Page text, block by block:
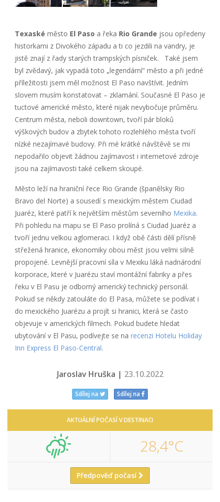
Texaské město El Paso a řeka Rio Grande jsou opředeny
historkami z Divokého západu a ti co jezdili na vandry, je
jistě znají z řady starých trampských písniček. Také jsem
byl zvědavý, jak vypadá toto „legendární“ město a při jedné
příležitosti jsem měl možnost El Paso navštívit. Jedním
slovem musím konstatovat – zklamání. Současné El Paso je
tuctové americké město, které nijak nevybočuje průměru.
Centrum města, neboli downtown, tvoří pár bloků
výškových budov a zbytek tohoto rozlehlého města tvoří
nízké nezajímavé budovy. Při mé krátké návštěvě se mi
nepodařilo objevit žádnou zajímavost i internetové zdroje
jsou na zajímavosti také celkem skoupé.
Město leží na hraniční řece Rio Grande (španělsky Rio
Bravo del Norte) a sousedí s mexickým městem Ciudad
Juaréz, které patří k největším městům severního Mexika.
Při pohledu na mapu se El Paso prolíná s Ciudad Juaréz a
tvoří jednu velkou aglomeraci. I když obě části dělí přísně
střežená hranice, ekonomiky obou měst jsou velmi silně
propojené. Levnější pracovní síla v Mexiku láká nadnárodní
korporace, které v Juarézu staví montážní fabriky a přes
řeku v El Pasu je odborný americký technický personál.
Pokud se někdy zatouláte do El Pasa, můžete se podívat i
do mexického Juarézu a projít si hranici, která se často
objevuje v amerických filmech. Pokud budete hledat
ubytování v El Pasu, podívejte se na recenzi Hotelu Holiday
Inn Express El Paso-Central.
Jaroslav Hruška | 23.10.2022
Sdílej na Sdílej na
AKTUÁLNÍ POČASÍ V DESTINACI
28,4°C
Předpověď počasí